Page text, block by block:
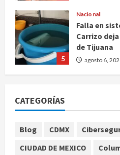
5
Nacional
Falla en
Carrizo
de Tijuana
agosto 6,
pesos en
CATEGORÍAS
Blog CDMX
CIUDAD DE MEXICO